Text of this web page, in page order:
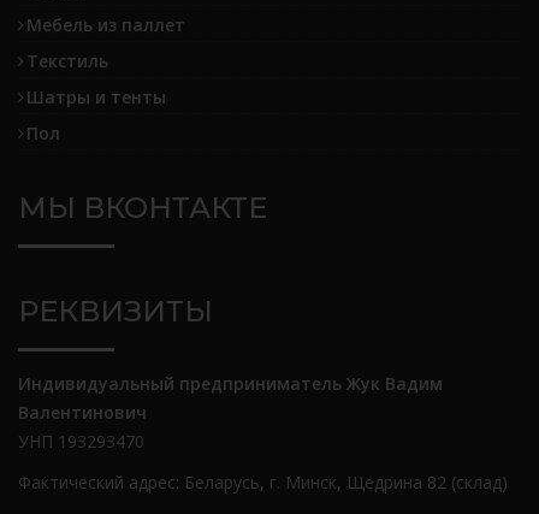
Мебель из паллет
Текстиль
Шатры и тенты
Пол
МЫ ВКОНТАКТЕ
РЕКВИЗИТЫ
Индивидуальный предприниматель Жук Вадим
Валентинович
УНП 193293470
Фактический адрес: Беларусь, г. Минск, Щедрина 82 (склад)